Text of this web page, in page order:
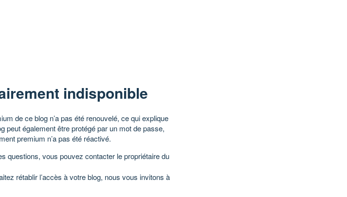
indisponible
de ce blog n’a pas été renouvelé, ce qui explique
peut également être protégé par un mot de passe,
premium n’a pas été réactivé.
questions, vous pouvez contacter le propriétaire du
rétablir l’accès à votre blog, nous vous invitons à